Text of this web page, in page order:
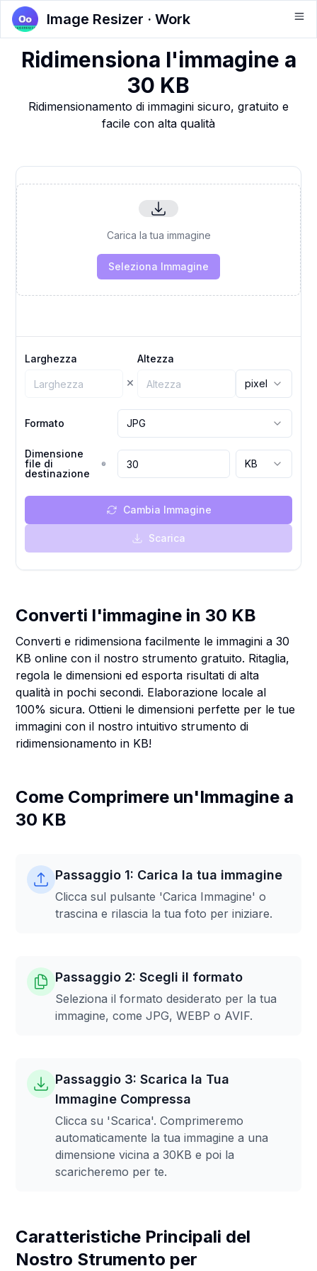
Image Resizer · Work
Ridimensiona l'immagine a
30 KB
Ridimensionamento di immagini sicuro, gratuito e
facile con alta qualità
Carica la tua immagine
Seleziona Immagine
Larghezza
×
Altezza
pixel
Formato JPG
Dimensione
file di
destinazione
KB
Cambia Immagine
Scarica
Converti l'immagine in 30 KB
Converti e ridimensiona facilmente le immagini a 30
KB online con il nostro strumento gratuito. Ritaglia,
regola le dimensioni ed esporta risultati di alta
qualità in pochi secondi. Elaborazione locale al
100% sicura. Ottieni le dimensioni perfette per le tue
immagini con il nostro intuitivo strumento di
ridimensionamento in KB!
Come Comprimere un'Immagine a
30 KB
Passaggio 1: Carica la tua immagine
Clicca sul pulsante 'Carica Immagine' o
trascina e rilascia la tua foto per iniziare.
Passaggio 2: Scegli il formato
Seleziona il formato desiderato per la tua
immagine, come JPG, WEBP o AVIF.
Passaggio 3: Scarica la Tua
Immagine Compressa
Clicca su 'Scarica'. Comprimeremo
automaticamente la tua immagine a una
dimensione vicina a 30KB e poi la
scaricheremo per te.
Caratteristiche Principali del
Nostro Strumento per